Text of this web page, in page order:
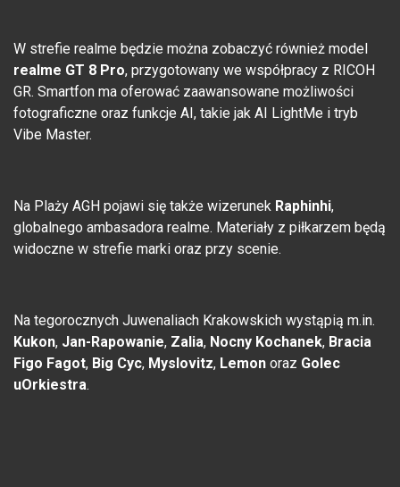
W strefie realme będzie można zobaczyć również model
realme GT 8 Pro, przygotowany we współpracy z RICOH
GR. Smartfon ma oferować zaawansowane możliwości
fotograficzne oraz funkcje AI, takie jak AI LightMe i tryb
Vibe Master.
Na Plaży AGH pojawi się także wizerunek Raphinhi,
globalnego ambasadora realme. Materiały z piłkarzem będą
widoczne w strefie marki oraz przy scenie.
Na tegorocznych Juwenaliach Krakowskich wystąpią m.in.
Kukon, Jan-Rapowanie, Zalia, Nocny Kochanek, Bracia
Figo Fagot, Big Cyc, Myslovitz, Lemon oraz Golec
uOrkiestra.